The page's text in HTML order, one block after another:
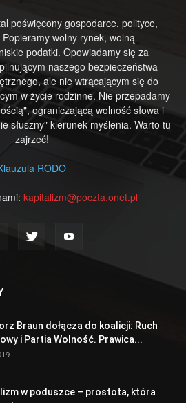
poświęcony gospodarce, polityce,
wolny rynek, wolną
podatki. Opowiadamy się za
naszego bezpieczeństwa
ale nie wtrącającym się do
w życie rodzinne. Nie przepadamy
ograniczającą wolność słowa i
słuszny" kierunek myślenia. Warto tu
zajrzeć!
RODO
kapitalizm@poczta.onet.pl
Braun dołącza do koalicji: Ruch
i Partia Wolność. Prawica...
w poduszce – prostota, która